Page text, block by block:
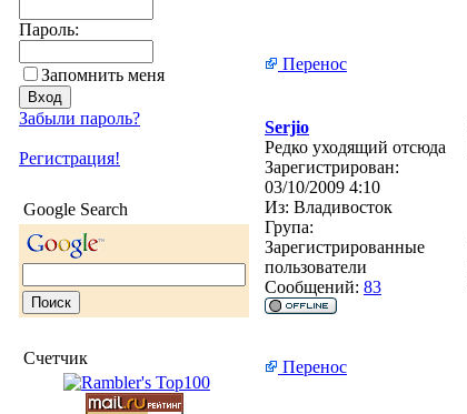
Пароль:
Запомнить меня
Забыли пароль?
Регистрация!
Google Search
Счетчик
Перенос
Serjio
Редко уходящий отсюда
Зарегистрирован:
03/10/2009 4:10
Из: Владивосток
Група:
Зарегистрированные
пользователи
Сообщений: 83
Перенос